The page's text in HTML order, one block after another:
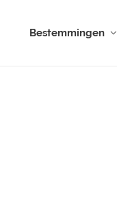
Bestemmingen